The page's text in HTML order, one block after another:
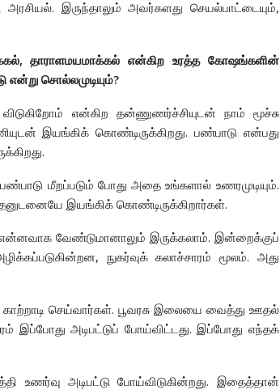
இருந்தாலும் அவர்களது செயல்பாட்டையும்,
தாராளமயமாக்கல் என்கிற உரத்த கோஷங்களின்
சொல்லமுடியும்?
என்கிற தன்ணுணர்ச்சியுடன் நாம் மூச்சு
இயங்கிக் கொண்டிருக்கிறது. பண்பாடு என்பது
மீறப்படும் போது அதை உங்களால் உணரமுடியும்.
இயங்கிக் கொண்டிருக்கிறார்கள்.
என்னவாக வேண்டுமானாலும் இருக்கலாம். இன்றைக்குப்
நுகர்வுக் கலாச்சாரம் மூலம். அது
செய்வார்கள். பூவரசு இலையை வைத்து ஊதல்
அடிபட்டுப் போய்விட்டது. இப்போது எந்தக்
உணர்வு அடிபட்டு போய்விடுகின்றது. இதைத்தான்